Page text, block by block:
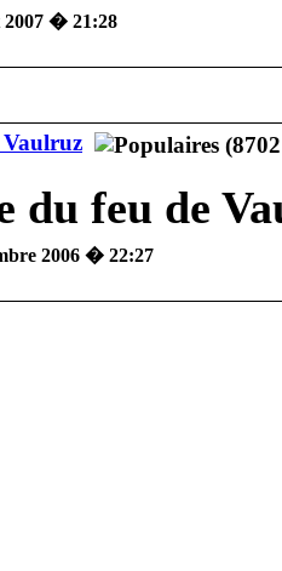
2007 � 21:28
Vaulruz
du feu de
2006 � 22:27